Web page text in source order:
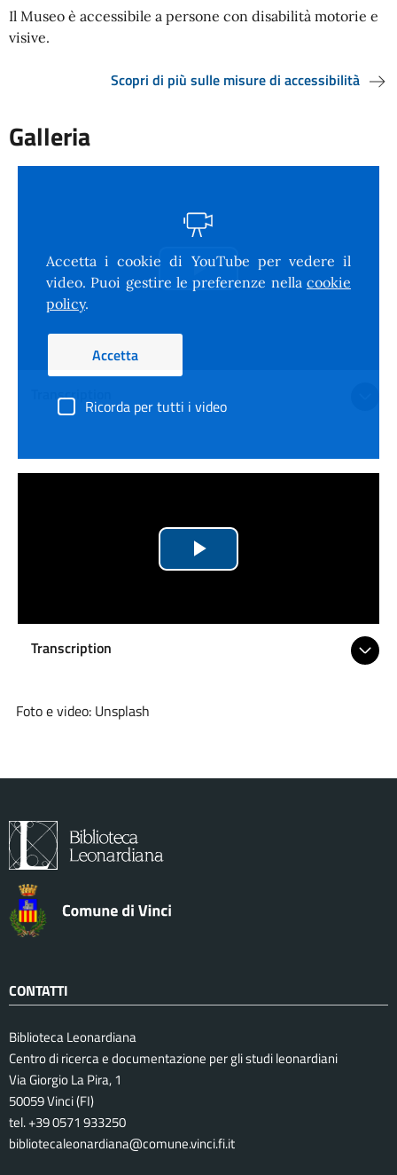
Il Museo è accessibile a persone con disabilità motorie e
visive.
Scopri di più sulle misure di accessibilità
Galleria
Accetta i cookie di YouTube per vedere il
video. Puoi gestire le preferenze nella cookie
policy.
Accetta
Ricorda per tutti i video
Riproduci
Transcription
Riproduci
Transcription
Foto e video: Unsplash
CONTATTI
Biblioteca Leonardiana
Centro di ricerca e documentazione per gli studi leonardiani
Via Giorgio La Pira, 1
50059 Vinci (FI)
tel. +39 0571 933250
bibliotecaleonardiana@comune.vinci.fi.it